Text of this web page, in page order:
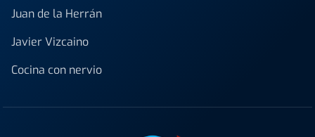
Juan de la Herrán
Javier Vizcaino
Cocina con nervio